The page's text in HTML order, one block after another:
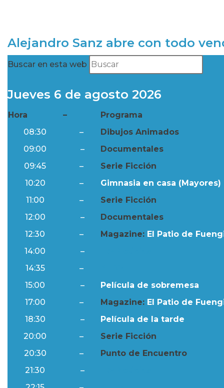
Alejandro Sanz abre con todo
Buscar en esta web
Jueves 6 de agosto 2026
Hora –
Programa
08:30
–
Dibujos Animados
09:00
–
Documentales
09:45
–
Serie Ficción
10:20
–
Gimnasia en casa (Mayores)
11:00
–
Serie Ficción
12:00
–
Documentales
12:30
– Magazine: El Patio de
14:00
–
14:35
–
15:00
–
Película de sobremesa
17:00
– Magazine: El Patio de
18:30
–
Película de la tarde
20:00
–
Serie Ficción
20:30
–
Punto de Encuentro
21:30
–